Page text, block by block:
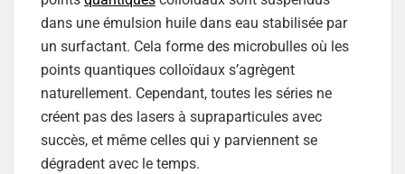
dans une émulsion huile dans eau stabilisée par
un surfactant. Cela forme des microbulles où les
points quantiques colloïdaux s’agrègent
naturellement. Cependant, toutes les séries ne
créent pas des lasers à supraparticules avec
succès, et même celles qui y parviennent se
dégradent avec le temps.